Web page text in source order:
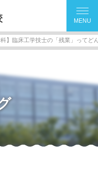
MENU
科】臨床工学技士の「残業」ってど